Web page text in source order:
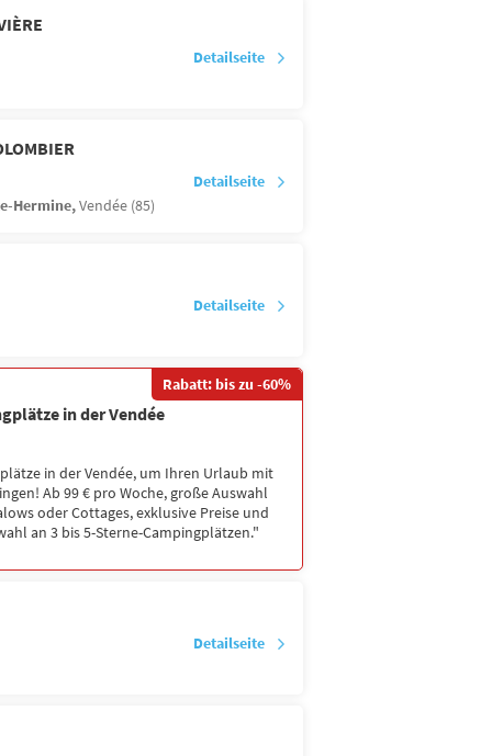
Detailseite
Hermine,Vendée (85)
Detailseite
Detailseite
Rabatt: bis zu -60%
in der Vendée
in der Vendée, um Ihren Urlaub mit
Ab 99 € pro Woche, große Auswahl
oder Cottages, exklusive Preise und
an 3 bis 5-Sterne-Campingplätzen."
Detailseite